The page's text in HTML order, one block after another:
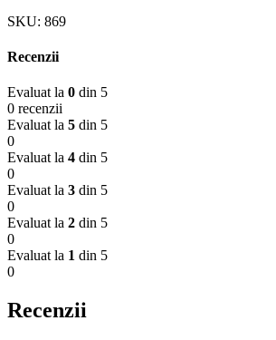
SKU: 869
Recenzii
Evaluat la 0 din 5
0 recenzii
Evaluat la 5 din 5
0
Evaluat la 4 din 5
0
Evaluat la 3 din 5
0
Evaluat la 2 din 5
0
Evaluat la 1 din 5
0
Recenzii